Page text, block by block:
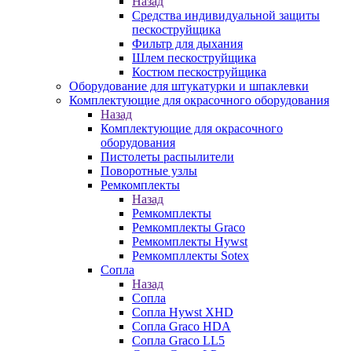
Средства индивидуальной защиты
пескоструйщика
Фильтр для дыхания
Шлем пескоструйщика
Костюм пескоструйщика
Оборудование для штукатурки и шпаклевки
Комплектующие для окрасочного оборудования
Назад
Комплектующие для окрасочного
оборудования
Пистолеты распылители
Поворотные узлы
Ремкомплекты
Назад
Ремкомплекты
Ремкомплекты Graco
Ремкомплекты Hywst
Ремкомпллекты Sotex
Сопла
Назад
Сопла
Сопла Hywst XHD
Сопла Graco HDA
Сопла Graco LL5